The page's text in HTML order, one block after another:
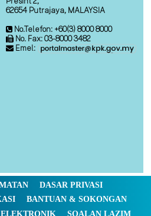
62654 Putrajaya, MALAYSIA
No.Telefon: +60(3) 8000 8000
No. Fax: 03-8000 3482
Emel:
DASAR PRIVASI
BANTUAN & SOKONGAN
SOALAN LAZIM